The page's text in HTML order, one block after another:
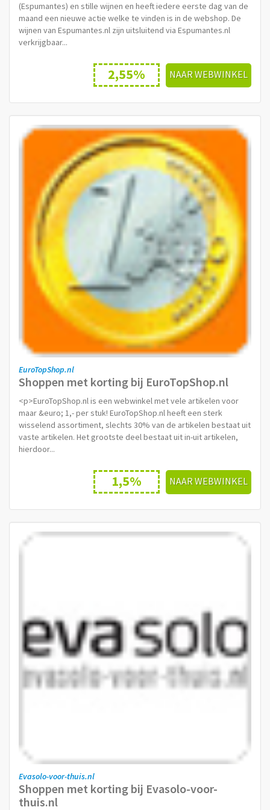
(Espumantes) en stille wijnen en heeft iedere eerste dag van de
maand een nieuwe actie welke te vinden is in de webshop. De
wijnen van Espumantes.nl zijn uitsluitend via Espumantes.nl
verkrijgbaar...
NAAR WEBWINKEL
2,55%
EuroTopShop.nl
Shoppen met korting bij EuroTopShop.nl
<p>EuroTopShop.nl is een webwinkel met vele artikelen voor
maar &euro; 1,- per stuk! EuroTopShop.nl heeft een sterk
wisselend assortiment, slechts 30% van de artikelen bestaat uit
vaste artikelen. Het grootste deel bestaat uit in-uit artikelen,
hierdoor...
NAAR WEBWINKEL
1,5%
Evasolo-voor-thuis.nl
Shoppen met korting bij Evasolo-voor-
thuis.nl